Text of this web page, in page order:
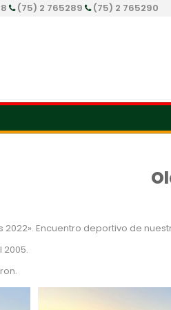
(75) 2 765289 (75) 2 765290
2022». Encuentro deportivo de